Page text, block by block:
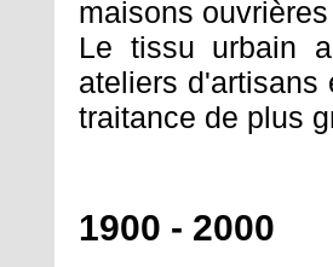
maisons
Le tissu urbain
ateliers d'artisans
traitance de plus
1900 - 2000